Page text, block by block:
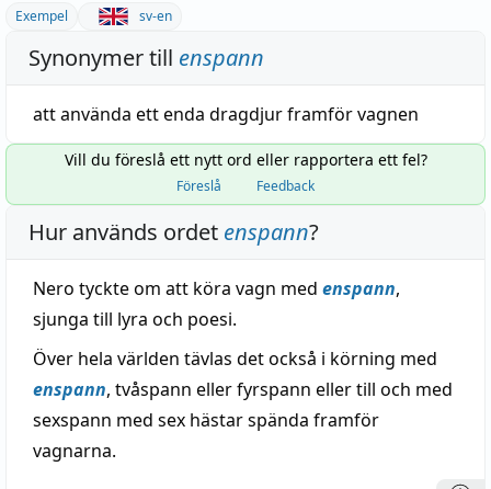
Exempel sv-en
Synonymer till enspann
attanvända ettenda dragdjurframförvagnen
Vill du föreslå ett nytt ord eller rapportera ett fel?
Föreslå Feedback
Hur används ordet enspann?
Nero tyckte om att köra vagn med enspann,
sjunga till lyra och poesi.
Över hela världen tävlas det också i körning med
enspann, tvåspann eller fyrspann eller till och med
sexspann med sex hästar spända framför
vagnarna.